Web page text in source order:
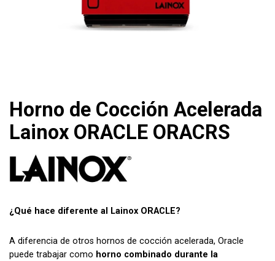
Horno de Cocción Acelerada
Lainox ORACLE ORACRS
¿Qué hace diferente al Lainox ORACLE?
A diferencia de otros hornos de cocción acelerada, Oracle
puede trabajar como horno combinado durante la